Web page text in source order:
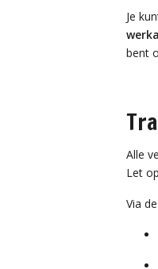
Je
bent
Alle
Let
Via